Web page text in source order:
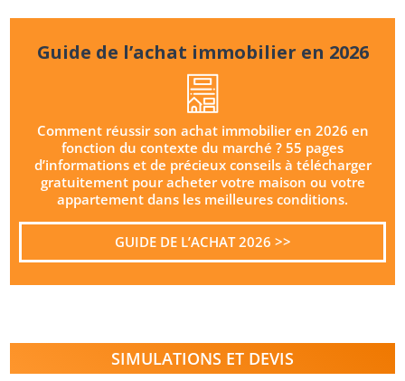
Guide de l’achat immobilier en 2026
Comment réussir son achat immobilier en 2026 en
fonction du contexte du marché ? 55 pages
d’informations et de précieux conseils à télécharger
gratuitement pour acheter votre maison ou votre
appartement dans les meilleures conditions.
GUIDE DE L’ACHAT 2026 >>
SIMULATIONS ET DEVIS